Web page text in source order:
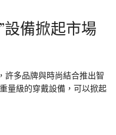
設備掀起市場
許多品牌與時尚結合推出智
量級的穿戴設備，可以掀起